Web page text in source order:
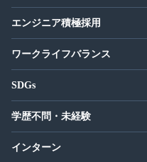
エンジニア積極採用
ワークライフバランス
SDGs
学歴不問・未経験
インターン